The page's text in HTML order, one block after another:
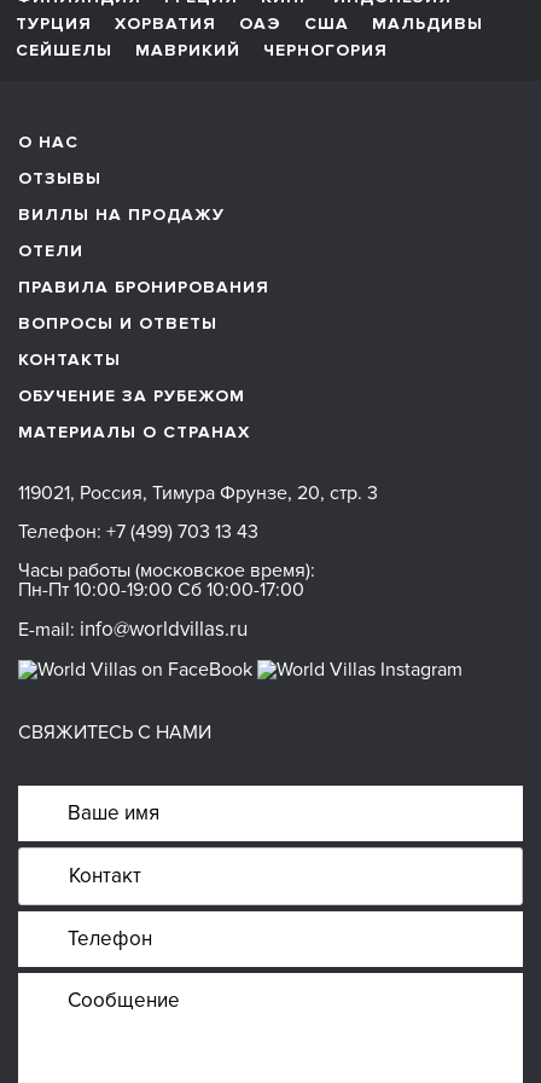
ТУРЦИЯ
ХОРВАТИЯ ОАЭ США
МАЛЬДИВЫ
СЕЙШЕЛЫ
МАВРИКИЙ ЧЕРНОГОРИЯ
О НАС
ОТЗЫВЫ
ВИЛЛЫ НА ПРОДАЖУ
ОТЕЛИ
ПРАВИЛА БРОНИРОВАНИЯ
ВОПРОСЫ И ОТВЕТЫ
КОНТАКТЫ
ОБУЧЕНИЕ ЗА РУБЕЖОМ
МАТЕРИАЛЫ О СТРАНАХ
119021, Россия, Тимура Фрунзе, 20, стр. 3
Телефон: +7 (499) 703 13 43
Часы работы (московское время):
Пн-Пт 10:00-19:00 Сб 10:00-17:00
E-mail: info@worldvillas.ru
СВЯЖИТЕСЬ С НАМИ